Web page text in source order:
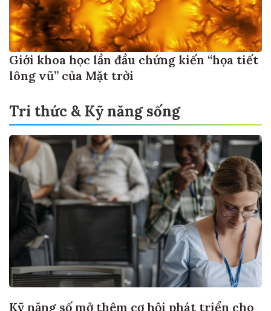
Giới khoa học lần đầu chứng kiến “họa tiết
lông vũ” của Mặt trời
Tri thức & Kỹ năng sống
Kỹ năng số mở thêm cơ hội phát triển cho